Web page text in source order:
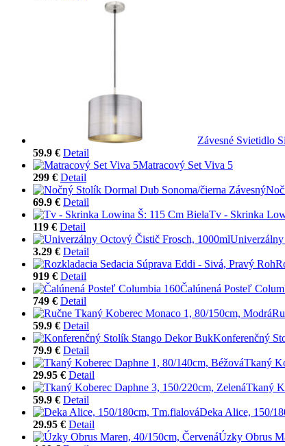
Závesné Svietidlo
59.9 € Detail
Matracový Set Viva 5
299 € Detail
69.9 € Detail
Tv - Skrinka
119 € Detail
3.29 € Detail
919 € Detail
Čalúnená Posteľ
749 € Detail
59.9 € Detail
Konferenčný
79.9 € Detail
Tkaný
29.95 € Detail
Tkaný
59.9 € Detail
Deka Alice, 150/
29.95 € Detail
Úzky Obrus